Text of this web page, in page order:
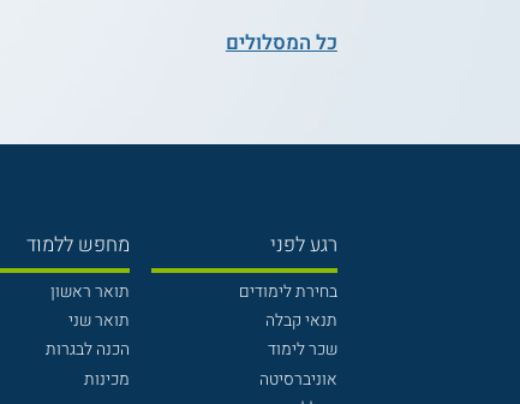
כל המסלולים
רגע לפני
בחירת לימודים
תנאי קבלה
שכר לימוד
אוניברסיטה
מחפש ללמוד
תואר ראשון
תואר שני
הכנה לבגרות
מכינות